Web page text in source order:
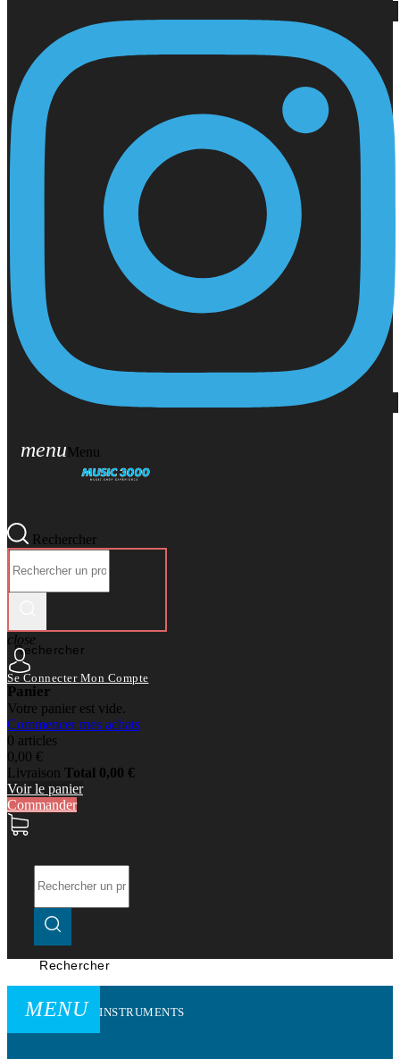
menuMenu
Rechercher
Rechercher
close
Se Connecter Mon Compte
Panier
Votre panier est vide.
Commencer mes achats
0 articles
0,00 €
Livraison Total 0,00 €
Voir le panier
Commander
Rechercher
MENU INSTRUMENTS